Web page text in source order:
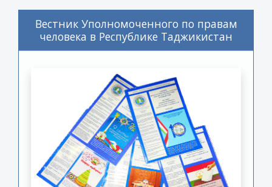
Вестник Уполномоченного по правам
человека в Республике Таджикистан